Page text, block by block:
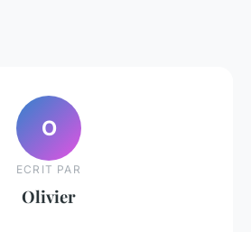
O
ECRIT PAR
Olivier